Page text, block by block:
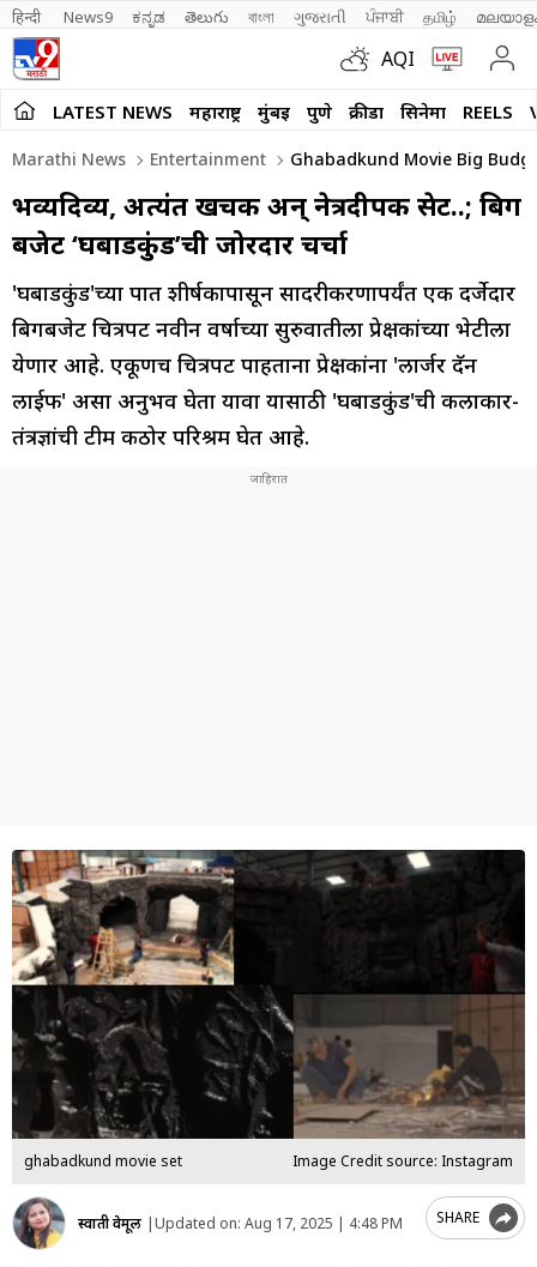
हिन्दी News9 ಕನ್ನಡ తెలుగు বাংলা ગુજરાતી ਪੰਜਾਬੀ தமிழ்
AQI
LATEST NEWS महाराष्ट्र मुंबई पुणे क्रीडा सिनेमा REELS
Marathi News Entertainment Ghabadkund Movie Big
भव्यदिव्य, अत्यंत खर्चिक अन् नेत्रदीपक सेट..; बिग
बजेट ‘घबाडकुंड’ची जोरदार चर्चा
'घबाडकुंड'च्या रूपात शीर्षकापासून सादरीकरणापर्यंत एक दर्जेदार
बिगबजेट चित्रपट नवीन वर्षाच्या सुरुवातीला प्रेक्षकांच्या भेटीला
येणार आहे. एकूणच चित्रपट पाहताना प्रेक्षकांना 'लार्जर दॅन
लाईफ' असा अनुभव घेता यावा यासाठी 'घबाडकुंड'ची कलाकार-
तंत्रज्ञांची टीम कठोर परिश्रम घेत आहे.
ghabadkund movie set Image Credit source: Instagram
स्वाती वेमूल |Updated on: Aug 17, 2025 | 4:48 PM SHARE